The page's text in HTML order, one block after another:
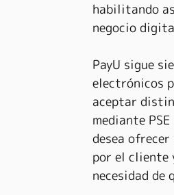
habilitando
negocio
PayU sigue
electrónicos
aceptar
mediante
desea
por el cliente
necesidad de